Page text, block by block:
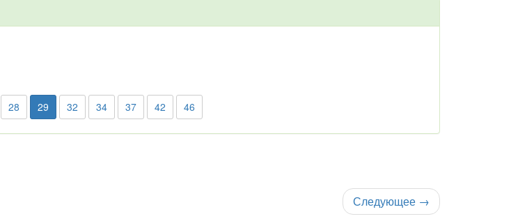
28 29 32 34 37 42 46
Следующее →